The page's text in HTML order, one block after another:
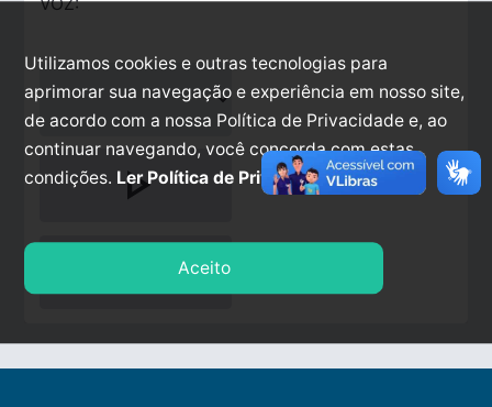
play_arrow
Utilizamos cookies e outras tecnologias para
aprimorar sua navegação e experiência em nosso site,
de acordo com a nossa Política de Privacidade e, ao
continuar navegando, você concorda com estas
condições. Ler Política de Privacidade.
Aceito